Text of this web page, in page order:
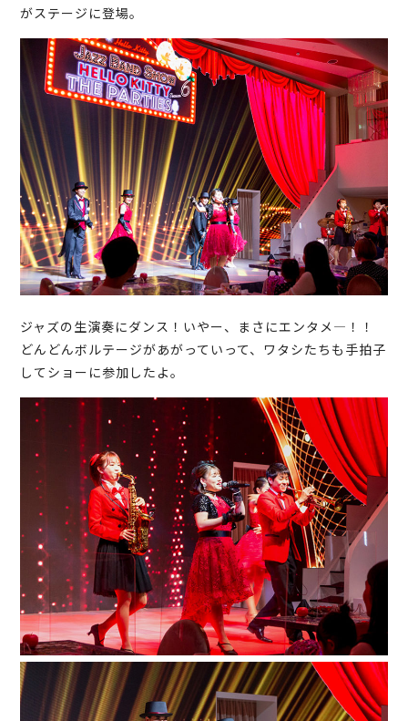
がステージに登場。
ジャズの生演奏にダンス！いやー、まさにエンタメ―！！
どんどんボルテージがあがっていって、ワタシたちも手拍子
してショーに参加したよ。